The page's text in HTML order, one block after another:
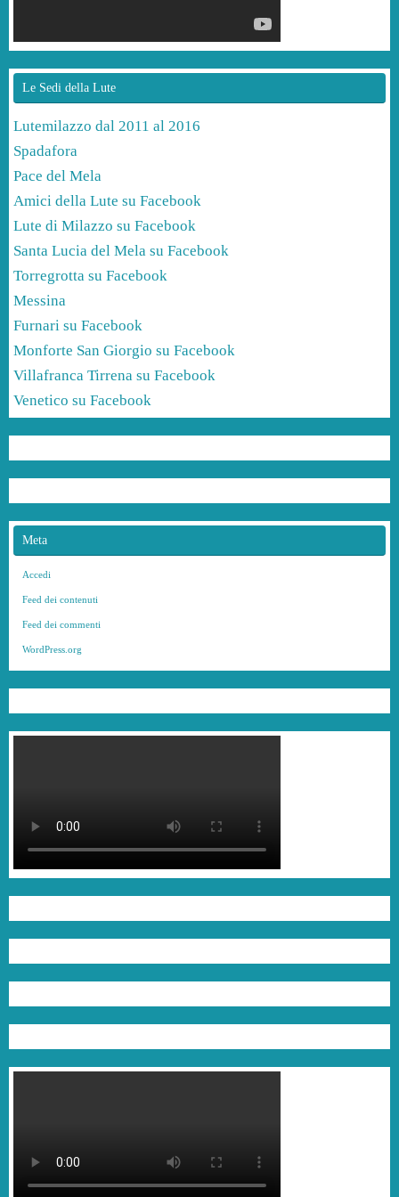
Le Sedi della Lute
Lutemilazzo dal 2011 al 2016
Spadafora
Pace del Mela
Amici della Lute su Facebook
Lute di Milazzo su Facebook
Santa Lucia del Mela su Facebook
Torregrotta su Facebook
Messina
Furnari su Facebook
Monforte San Giorgio su Facebook
Villafranca Tirrena su Facebook
Venetico su Facebook
Meta
Accedi
Feed dei contenuti
Feed dei commenti
WordPress.org